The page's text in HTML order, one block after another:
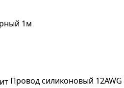
1м
Провод силиконовый 12AWG